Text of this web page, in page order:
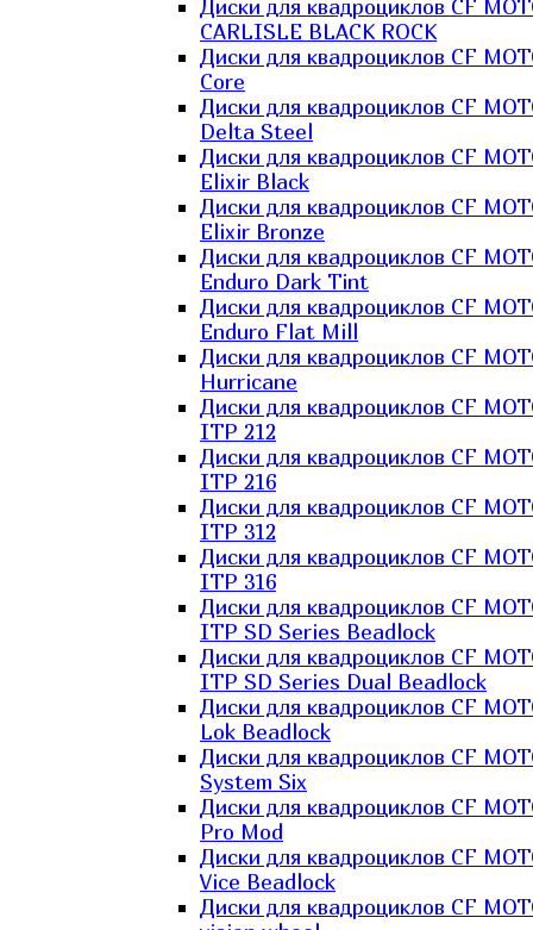
Диски для квадроциклов CF
CARLISLE BLACK ROCK
Диски для квадроциклов CF
Core
Диски для квадроциклов CF
Delta Steel
Диски для квадроциклов CF
Elixir Black
Диски для квадроциклов CF
Elixir Bronze
Диски для квадроциклов CF
Enduro Dark Tint
Диски для квадроциклов CF
Enduro Flat Mill
Диски для квадроциклов CF
Hurricane
Диски для квадроциклов CF
ITP 212
Диски для квадроциклов CF
ITP 216
Диски для квадроциклов CF
ITP 312
Диски для квадроциклов CF
ITP 316
Диски для квадроциклов CF
ITP SD Series Beadlock
Диски для квадроциклов CF
ITP SD Series Dual Beadlock
Диски для квадроциклов CF
Lok Beadlock
Диски для квадроциклов CF
System Six
Диски для квадроциклов CF
Pro Mod
Диски для квадроциклов CF
Vice Beadlock
Диски для квадроциклов CF